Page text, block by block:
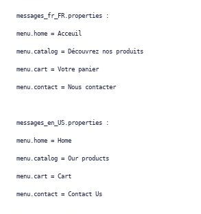
messages_fr_FR.properties :
menu.home = Acceuil
menu.catalog = Découvrez nos produits
menu.cart = Votre panier
menu.contact = Nous contacter
messages_en_US.properties :
menu.home = Home
menu.catalog = Our products
menu.cart = Cart
menu.contact = Contact Us